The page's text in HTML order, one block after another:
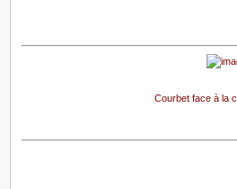
Courbet face à la